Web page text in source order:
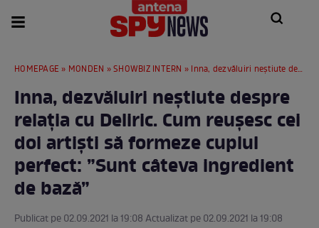
HOMEPAGE » MONDEN »SHOWBIZ INTERN » Inna, dezvăluiri neștiute despre relația cu Deliric. Cum reușesc cei doi artiști să formeze cuplul perfect: ”Sunt câteva ingredient de bază”
Inna, dezvăluiri neștiute despre
relația cu Deliric. Cum reușesc cei
doi artiști să formeze cuplul
perfect: ”Sunt câteva ingredient
de bază”
Publicat pe 02.09.2021 la 19:08 Actualizat pe 02.09.2021 la 19:08